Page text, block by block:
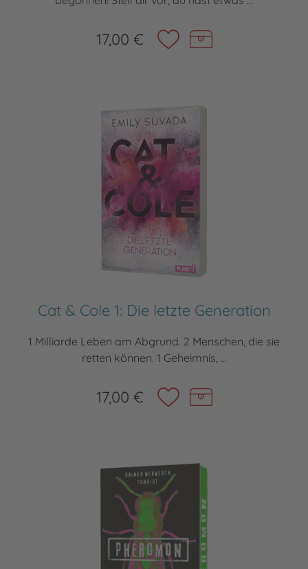
17,00 €
Cat & Cole 1: Die letzte Generation
1 Milliarde Leben am Abgrund. 2 Menschen, die sie
retten können. 1 Geheimnis, ...
17,00 €